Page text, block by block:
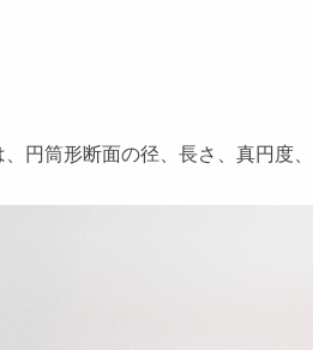
、円筒形断面の径、長さ、真円